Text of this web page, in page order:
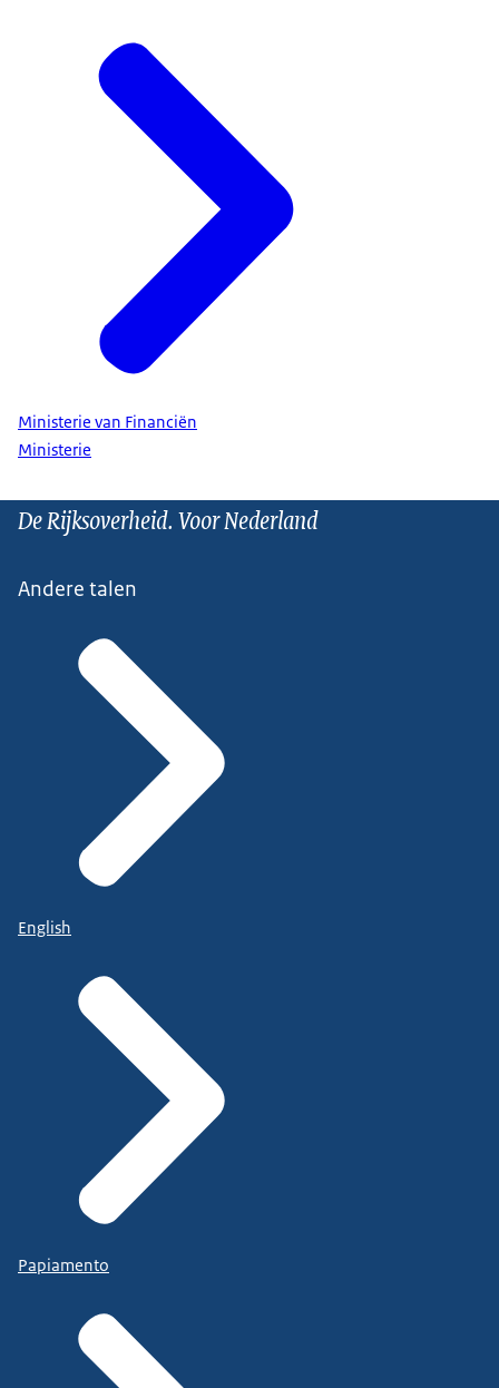
Ministerie van Financiën
Ministerie
De Rijksoverheid. Voor Nederland
Andere talen
English
Papiamento